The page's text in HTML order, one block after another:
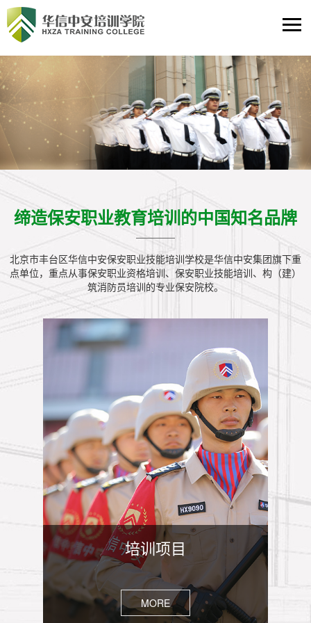
缔造保安职业教育培训的中国知名品牌
北京市丰台区华信中安保安职业技能培训学校是华信中安集团旗下重
点单位，重点从事保安职业资格培训、保安职业技能培训、构（建）
筑消防员培训的专业保安院校。
培训项目
MORE